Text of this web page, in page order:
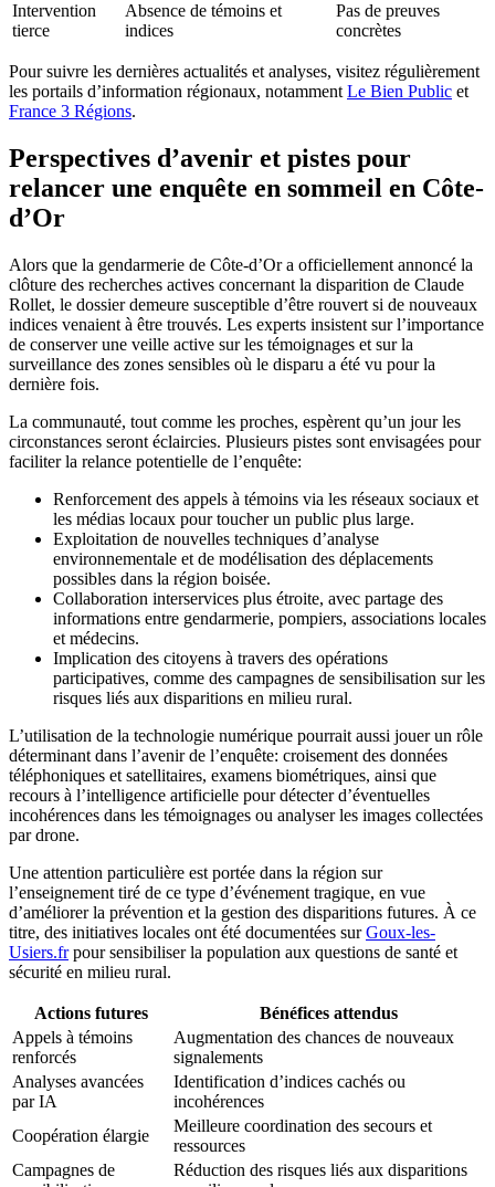
Intervention
tierce
Absence de témoins et
indices
Pas de preuves
concrètes
Pour suivre les dernières actualités et analyses, visitez régulièrement
les portails d’information régionaux, notamment Le Bien Public et
France 3 Régions.
Perspectives d’avenir et pistes pour
relancer une enquête en sommeil en Côte-
d’Or
Alors que la gendarmerie de Côte-d’Or a officiellement annoncé la
clôture des recherches actives concernant la disparition de Claude
Rollet, le dossier demeure susceptible d’être rouvert si de nouveaux
indices venaient à être trouvés. Les experts insistent sur l’importance
de conserver une veille active sur les témoignages et sur la
surveillance des zones sensibles où le disparu a été vu pour la
dernière fois.
La communauté, tout comme les proches, espèrent qu’un jour les
circonstances seront éclaircies. Plusieurs pistes sont envisagées pour
faciliter la relance potentielle de l’enquête:
Renforcement des appels à témoins via les réseaux sociaux et
les médias locaux pour toucher un public plus large.
Exploitation de nouvelles techniques d’analyse
environnementale et de modélisation des déplacements
possibles dans la région boisée.
Collaboration interservices plus étroite, avec partage des
informations entre gendarmerie, pompiers, associations locales
et médecins.
Implication des citoyens à travers des opérations
participatives, comme des campagnes de sensibilisation sur les
risques liés aux disparitions en milieu rural.
L’utilisation de la technologie numérique pourrait aussi jouer un rôle
déterminant dans l’avenir de l’enquête: croisement des données
téléphoniques et satellitaires, examens biométriques, ainsi que
recours à l’intelligence artificielle pour détecter d’éventuelles
incohérences dans les témoignages ou analyser les images collectées
par drone.
Une attention particulière est portée dans la région sur
l’enseignement tiré de ce type d’événement tragique, en vue
d’améliorer la prévention et la gestion des disparitions futures. À ce
titre, des initiatives locales ont été documentées surGoux-les-
Usiers.frpour sensibiliser la population aux questions de santé et
sécurité en milieu rural.
Actions futures
Bénéfices attendus
Appels à témoins
renforcés
Augmentation des chances de nouveaux
signalements
Analyses avancées
par IA
Identification d’indices cachés ou
incohérences
Coopération élargie
Meilleure coordination des secours et
ressources
Campagnes de
Réduction des risques liés aux disparitions